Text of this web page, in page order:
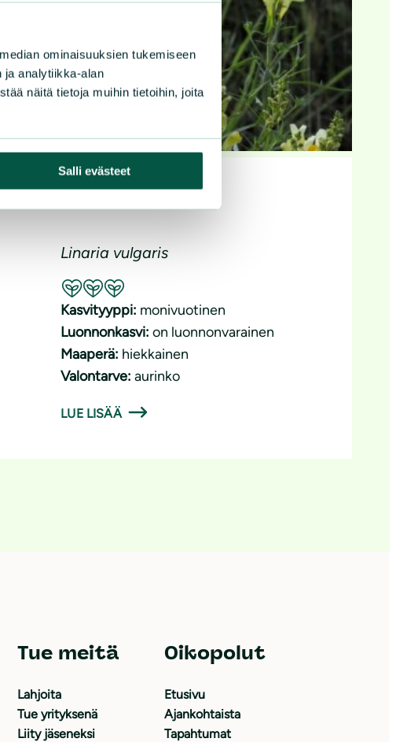
ominaisuuksien tukemiseen
ja analytiikka-alan
näitä tietoja muihin tietoihin, joita
Salli evästeet
Keltakannusruoho
Linaria vulgaris
Suositeltavuus: Erinomainen pölyttäjäkasvi
Kasvityyppi: monivuotinen
Luonnonkasvi: on luonnonvarainen
Maaperä: hiekkainen
Valontarve: aurinko
LUE LISÄÄ
Tue meitä
Lahjoita
Tue yrityksenä
Liity jäseneksi
Oikopolut
Etusivu
Ajankohtaista
Tapahtumat